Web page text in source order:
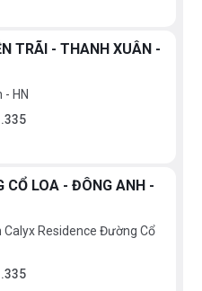
TRÃI - THANH XUÂN -
HN
CỔ LOA - ĐÔNG ANH -
Calyx Residence Đường Cổ